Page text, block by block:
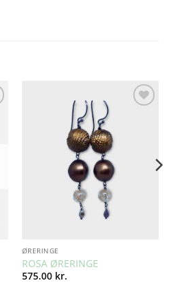
ØRERINGE
ROSA ØRERINGE
575.00 kr.